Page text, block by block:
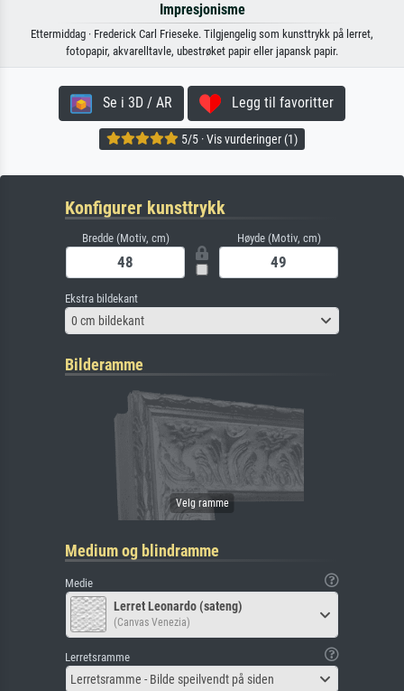
Impresjonisme
Ettermiddag · Frederick Carl Frieseke. Tilgjengelig som kunsttrykk på lerret,
fotopapir, akvarelltavle, ubestrøket papir eller japansk papir.
Se i 3D / AR Legg til favoritter
5/5 · Vis vurderinger (1)
Konfigurer kunsttrykk
Bredde (Motiv, cm) Høyde (Motiv, cm)
Ekstra bildekant
0 cm bildekant
Bilderamme
Medium og blindramme
Medie
Lerret Leonardo (sateng)
(Canvas Venezia)
Lerretsramme
Lerretsramme - Bilde speilvendt på siden